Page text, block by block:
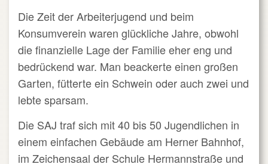
Die Zeit der Arbeiterjugend und beim
Konsumverein waren glückliche Jahre, obwohl
die finanzielle Lage der Familie eher eng und
bedrückend war. Man beackerte einen großen
Garten, fütterte ein Schwein oder auch zwei und
lebte sparsam.
Die SAJ traf sich mit 40 bis 50 Jugendlichen in
einem einfachen Gebäude am Herner Bahnhof,
im Zeichensaal der Schule Hermannstraße und